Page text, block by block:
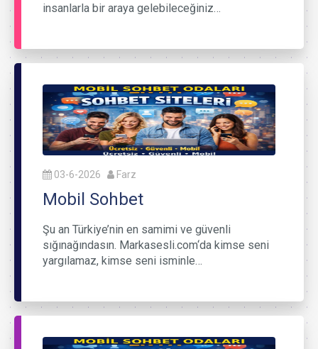
insanlarla bir araya gelebileceğiniz…
03-6-2026 Farz
Mobil Sohbet
Şu an Türkiye’nin en samimi ve güvenli
sığınağındasın. Markasesli.com‘da kimse seni
yargılamaz, kimse seni isminle…